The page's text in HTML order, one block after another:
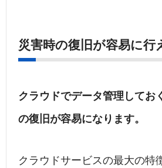
災害時の復旧が容易に行
クラウドでデータ管理してお
の復旧が容易になります。
クラウドサービスの最大の特